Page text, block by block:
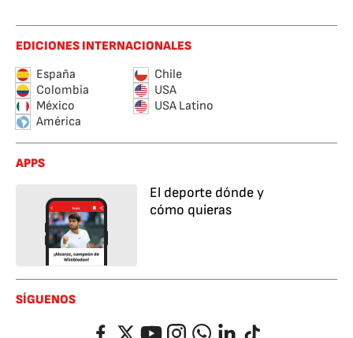
EDICIONES INTERNACIONALES
España
Chile
Colombia
USA
México
USA Latino
América
APPS
El deporte dónde y
cómo quieras
SÍGUENOS
FacebookTwitterYouTubeInstagramWhatsappLinkedIn
TikTok